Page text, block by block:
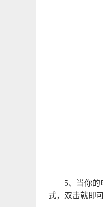
5、当你
式，双击就即